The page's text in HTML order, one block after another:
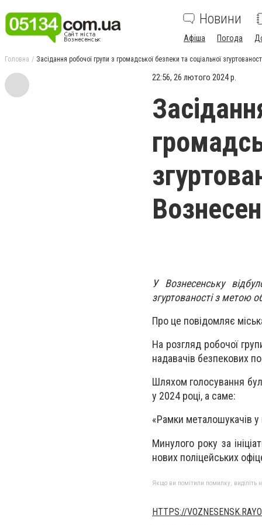
Новини
Афіша Погода
Головна Засідання робочої групи з громадської безпеки та соціальної
22:56, 26 лютого 2024 р.
У Вознесенську
згуртованості з метою
Про це повідомляє
На розгляд робочої
надавачів безпекових
Шляхом голосування
у 2024 році, а саме:
«Рамки металошукачів
Минулого року за
нових поліцейських
Якщо ви помітили помилку, виділіть
HTTPS://